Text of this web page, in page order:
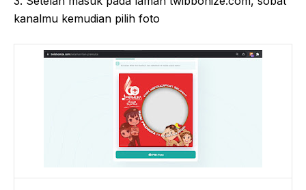
kanalmu kemudian pilih foto